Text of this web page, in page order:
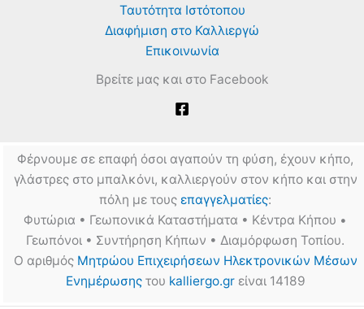
Ταυτότητα Ιστότοπου
Διαφήμιση στο Καλλιεργώ
Επικοινωνία
Βρείτε μας και στο Facebook
Φέρνουμε σε επαφή όσοι αγαπούν τη φύση, έχουν κήπο,
γλάστρες στο μπαλκόνι, καλλιεργούν στον κήπο και στην
πόλη με τους επαγγελματίες:
Φυτώρια • Γεωπονικά Καταστήματα • Κέντρα Κήπου •
Γεωπόνοι • Συντήρηση Κήπων • Διαμόρφωση Τοπίου.
Ο αριθμός Μητρώου Επιχειρήσεων Ηλεκτρονικών Μέσων
Ενημέρωσηςτου kalliergo.grείναι 14189